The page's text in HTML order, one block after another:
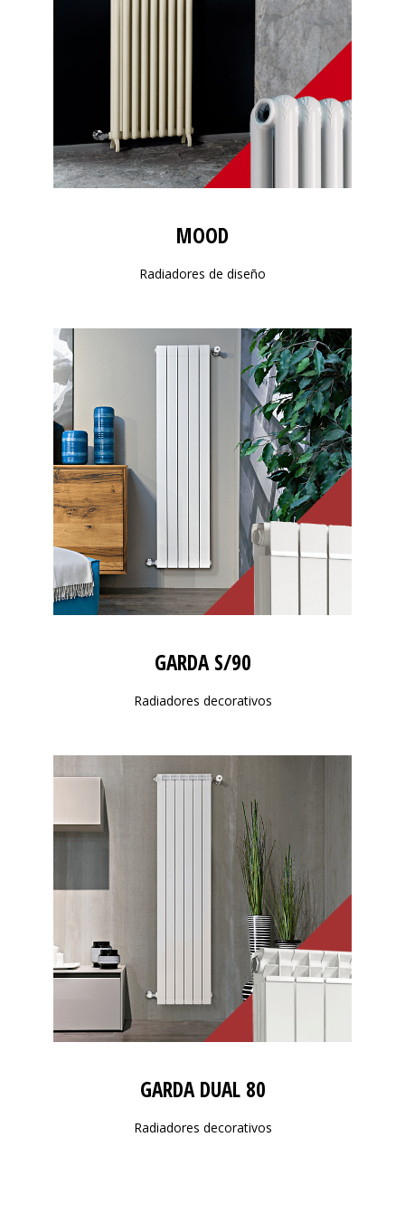
MOOD
Radiadores de diseño
GARDA S/90
Radiadores decorativos
GARDA DUAL 80
Radiadores decorativos